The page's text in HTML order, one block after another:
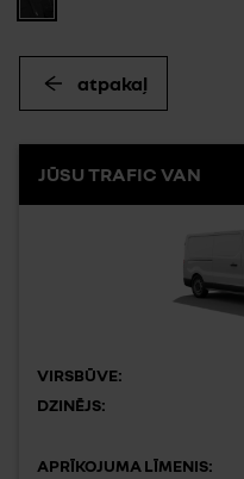
atpakaļ
JŪSU TRAFIC VAN
VIRSBŪVE:
DZINĒJS:
APRĪKOJUMA LĪMENIS: